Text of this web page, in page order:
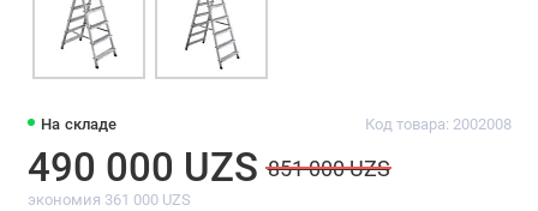
На складе Код товара: 2002008
490 000 UZS 851 000 UZS
экономия 361 000 UZS